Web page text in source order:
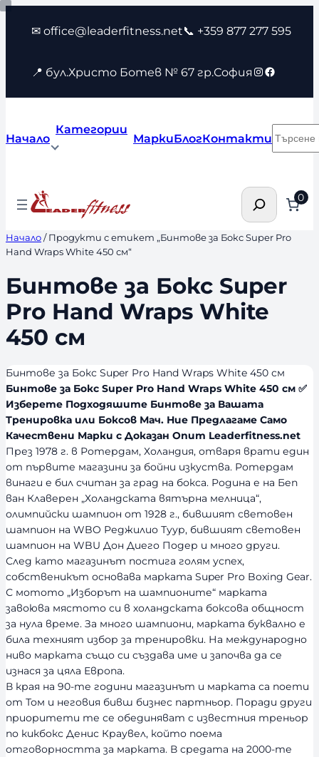
Към
съдържанието
✉ office@leaderfitness.net📞 +359 877 277 595
📍 бул.Христо Ботев № 67 гр.София Instagram
Facebook
Начало
Категории
МаркиБлогКонтакти
Търсене 0
Начало/ Продукти с етикет „Бинтове за Бокс Super Pro
Hand Wraps White 450 см“
Бинтове за Бокс Super
Pro Hand Wraps White
450 см
Бинтове за Бокс Super Pro Hand Wraps White 450 см
Бинтове за Бокс Super Pro Hand Wraps White 450 см ✅
Изберете Подходяшите Бинтове за Вашата
Тренировка или Боксов Мач. Ние Предлагаме Само
Качествени Марки с Доказан Опит Leaderfitness.net
През 1978 г. в Ротердам, Холандия, отваря врати един
от първите магазини за бойни изкуства. Ротердам
винаги е бил считан за град на бокса. Родина е на Беп
ван Клаверен „Холандската вятърна мелница“,
олимпийски шампион от 1928 г., бившият световен
шампион на WBO Реджилио Туур, бившият световен
шампион на WBU Дон Диего Подер и много други.
След като магазинът постига голям успех,
собственикът основава марката Super Pro Boxing Gear.
С мотото „Изборът на шампионите“ марката
завоюва мястото си в холандската боксова общност
за нула време. За много шампиони, марката буквално е
била техният избор за тренировки. На международно
ниво марката също си създава име и започва да се
изнася за цяла Европа.
В края на 90-те години магазинът и марката са поети
от Том и неговия бивш бизнес партньор. Поради други
приоритети те се обединяват с известния треньор
по кикбокс Денис Краувел, който поема
отговорността за марката. В средата на 2000-те